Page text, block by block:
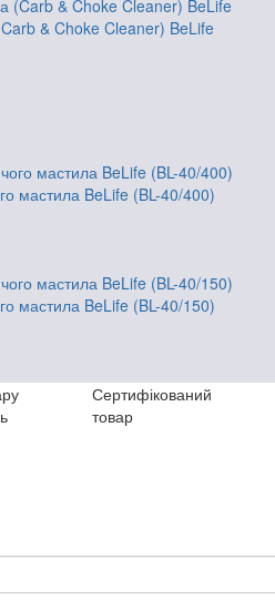
& Choke Cleaner) BeLife
мастила BeLife (BL-40/400)
мастила BeLife (BL-40/150)
Сертифікований
товар